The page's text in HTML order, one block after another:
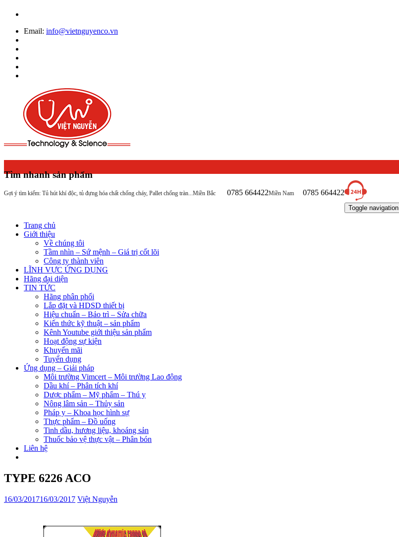
Email: info@vietnguyenco.vn
Tìm nhanh sản phẩm
Gợi ý tìm kiếm: Tủ hút khí độc, tủ đựng hóa chất chống cháy, Pallet chống tràn... Miền Bắc 0785 664422Miền Nam 0785 664422
Toggle navigation
Trang chủ
Giới thiệu
Về chúng tôi
Tầm nhìn – Sứ mệnh – Giá trị cốt lõi
Công ty thành viên
LĨNH VỰC ỨNG DỤNG
Hãng đại diện
TIN TỨC
Hãng phân phối
Lắp đặt và HDSD thiết bị
Hiệu chuẩn – Bảo trì – Sửa chữa
Kiến thức kỹ thuật – sản phẩm
Kênh Youtube giới thiệu sản phẩm
Hoạt động sự kiện
Khuyến mãi
Tuyển dụng
Ứng dụng – Giải pháp
Môi trường Vimcert – Môi trường Lao động
Dầu khí – Phân tích khí
Dược phẩm – Mỹ phẩm – Thú y
Nông lâm sản – Thủy sản
Pháp y – Khoa học hình sự
Thực phẩm – Đồ uống
Tinh dầu, hương liệu, khoáng sản
Thuốc bảo vệ thực vật – Phân bón
Liên hệ
TYPE 6226 ACO
16/03/201716/03/2017 Việt Nguyễn